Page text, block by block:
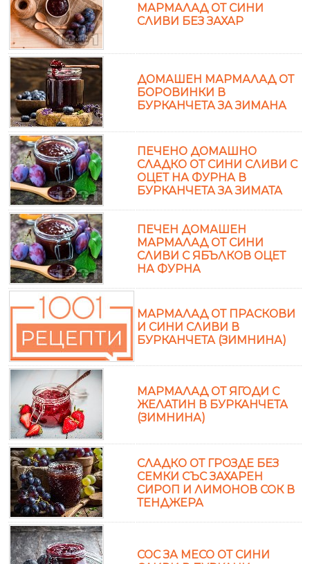
МАРМАЛАД ОТ СИНИ
СЛИВИ БЕЗ ЗАХАР
ДОМАШЕН МАРМАЛАД ОТ
БОРОВИНКИ В
БУРКАНЧЕТА ЗА ЗИМАНА
ПЕЧЕНО ДОМАШНО
СЛАДКО ОТ СИНИ СЛИВИ С
ОЦЕТ НА ФУРНА В
БУРКАНЧЕТА ЗА ЗИМАТА
ПЕЧЕН ДОМАШЕН
МАРМАЛАД ОТ СИНИ
СЛИВИ С ЯБЪЛКОВ ОЦЕТ
НА ФУРНА
МАРМАЛАД ОТ ПРАСКОВИ
И СИНИ СЛИВИ В
БУРКАНЧЕТА (ЗИМНИНА)
МАРМАЛАД ОТ ЯГОДИ С
ЖЕЛАТИН В БУРКАНЧЕТА
(ЗИМНИНА)
СЛАДКО ОТ ГРОЗДЕ БЕЗ
СЕМКИ СЪС ЗАХАРЕН
СИРОП И ЛИМОНОВ СОК В
ТЕНДЖЕРА
СОС ЗА МЕСО ОТ СИНИ